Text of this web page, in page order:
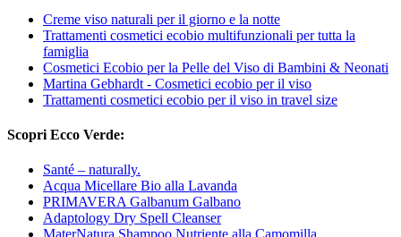
Creme viso naturali per il giorno e la notte
Trattamenti cosmetici ecobio multifunzionali per tutta la
famiglia
Cosmetici Ecobio per la Pelle del Viso di Bambini & Neonati
Martina Gebhardt - Cosmetici ecobio per il viso
Trattamenti cosmetici ecobio per il viso in travel size
Scopri Ecco Verde:
Santé – naturally.
Acqua Micellare Bio alla Lavanda
PRIMAVERA Galbanum Galbano
Adaptology Dry Spell Cleanser